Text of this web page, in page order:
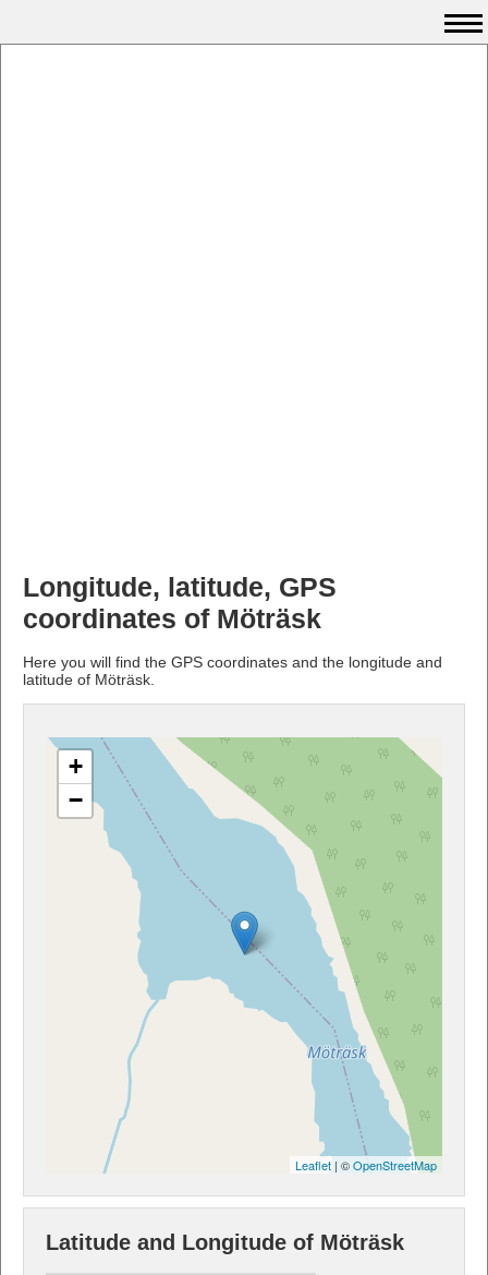
Longitude, latitude, GPS
coordinates of Möträsk
Here you will find the GPS coordinates and the longitude and
latitude of Möträsk.
+
−
Leaflet | ©OpenStreetMap
Latitude and Longitude of Möträsk